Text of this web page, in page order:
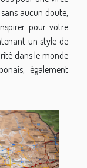
aucun doute,
pour votre
un style de
dans le monde
également